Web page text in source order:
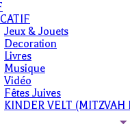
Jeux & Jouets
Decoration
Livres
Musique
Vidéo
Fêtes Juives
KINDER VELT (MITZVAH